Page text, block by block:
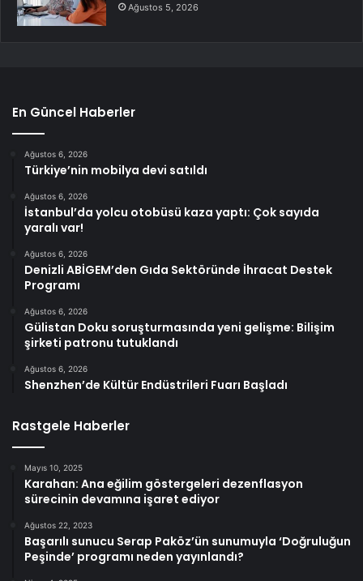
Ağustos 5, 2026
En Güncel Haberler
Ağustos 6, 2026
Türkiye’nin mobilya devi satıldı
Ağustos 6, 2026
İstanbul’da yolcu otobüsü kaza yaptı: Çok sayıda
yaralı var!
Ağustos 6, 2026
Denizli ABİGEM’den Gıda Sektöründe İhracat Destek
Programı
Ağustos 6, 2026
Gülistan Doku soruşturmasında yeni gelişme: Bilişim
şirketi patronu tutuklandı
Ağustos 6, 2026
Shenzhen’de Kültür Endüstrileri Fuarı Başladı
Rastgele Haberler
Mayıs 10, 2025
Karahan: Ana eğilim göstergeleri dezenflasyon
sürecinin devamına işaret ediyor
Ağustos 22, 2023
Başarılı sunucu Serap Paköz’ün sunumuyla ‘Doğruluğun
Peşinde’ programı neden yayınlandı?